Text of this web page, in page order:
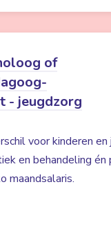
of
- jeugdzorg
voor kinderen
en behandeling
maandsalaris.